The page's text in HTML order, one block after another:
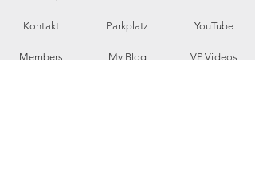
Kontakt
Members
Parkplatz
My Blog
YouTube
VP Videos